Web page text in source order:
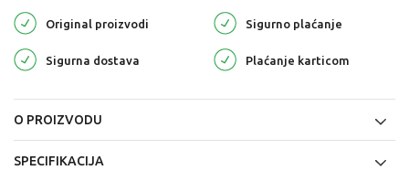
Original proizvodi Sigurno plaćanje
Sigurna dostava Plaćanje karticom
O PROIZVODU
SPECIFIKACIJA